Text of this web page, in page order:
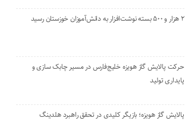
۲ هزار و ۵۰۰ بسته نوشت‌افزار به دانش‌آموزان خوزستان رسید
حرکت پالایش گاز هویزه خلیج‌فارس در مسیر چابک سازی و
پایداری تولید
پالایش گاز هویزه؛ بازیگر کلیدی در تحقق راهبرد هلدینگ